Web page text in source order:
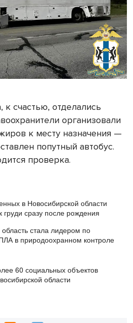
счастью, отделались
организовали
к месту назначения —
попутный автобус.
проверка.
в Новосибирской области
груди сразу после рождения
стала лидером по
в природоохранном контроле
60 социальных объектов
области